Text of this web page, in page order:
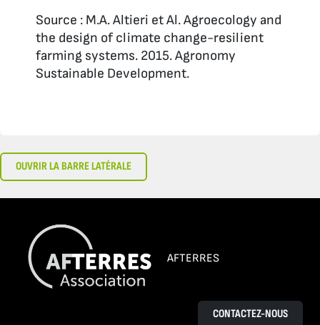
Source : M.A. Altieri et Al. Agroecology and
the design of climate change-resilient
farming systems. 2015. Agronomy
Sustainable Development.
OUVRIR LA BARRE LATÉRALE
AFTERRES
CONTACTEZ-NOUS